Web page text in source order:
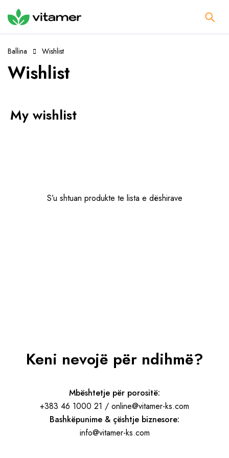
Ballina Wishlist
Wishlist
My wishlist
S’u shtuan produkte te lista e dëshirave
Keni nevojë për ndihmë?
Mbështetje për porositë:
+383 46 1000 21 / online@vitamer-ks.com
Bashkëpunime & çështje biznesore:
info@vitamer-ks.com